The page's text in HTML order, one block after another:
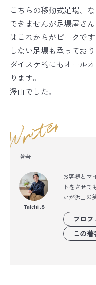
こちらの移動式足場、
できませんが足場屋さん
はこれからがピークで
しない足場も承っており
ダイスケ的にもオール
ります。
澤山でした。
著者
Taichi .S
お客様とマ
トをさせて
いが沢山の
プロフ
この著